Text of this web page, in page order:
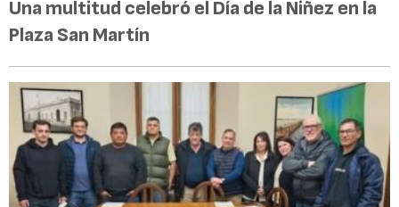
Una multitud celebró el Día de la Niñez en la
Plaza San Martín